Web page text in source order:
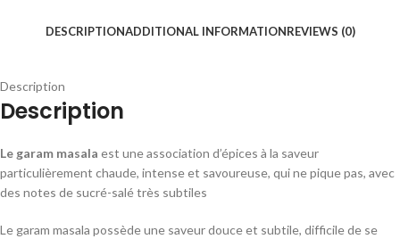
DESCRIPTIONADDITIONAL INFORMATIONREVIEWS (0)
Description
Description
Le garam masala est une association d’épices à la saveur
particulièrement chaude, intense et savoureuse, qui ne pique pas, avec
des notes de sucré-salé très subtiles
Le garam masala possède une saveur douce et subtile, difficile de se